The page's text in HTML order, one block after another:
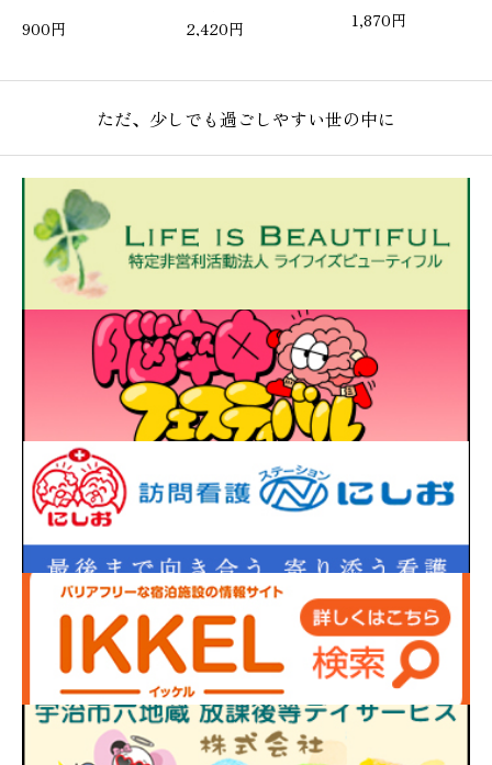
も靴紐を結べる】
900円
模様」
2,420円
1,870円
ただ、少しでも過ごしやすい世の中に